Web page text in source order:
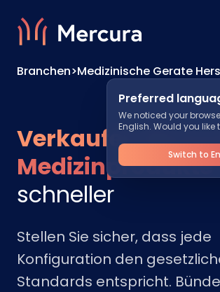
Preferred
We noticed your
English. Would you like
Switch to
Branchen>Medizinische Gerate
Verkaufen Sie
Medizinprodukte
schneller
Stellen Sie sicher, dass jede
Konfiguration den
Standards entspricht.